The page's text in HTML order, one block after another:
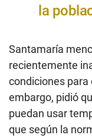
la
Santamaría
recientemente
condiciones para
embargo, pidió
puedan usar
que según la